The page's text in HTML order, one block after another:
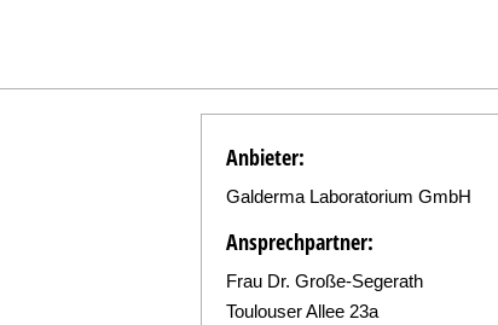
Anbieter:
Galderma Laboratorium GmbH
Ansprechpartner:
Frau Dr. Große-Segerath
Toulouser Allee 23a